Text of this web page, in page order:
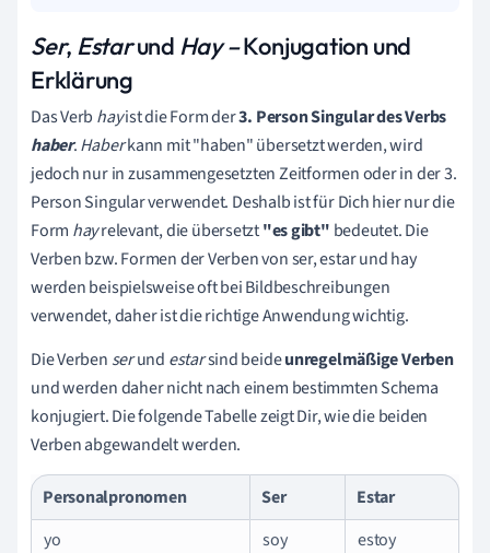
Ser, Estarund Hay–Konjugation und
Erklärung
Das Verb hayist die Form der3. Person Singular des Verbs
haber.Haberkann mit "haben" übersetzt werden, wird
jedoch nur in zusammengesetzten Zeitformen oder in der 3.
Person Singular verwendet. Deshalb ist für Dich hier nur die
Form hayrelevant, die übersetzt"es gibt" bedeutet. Die
Verben bzw. Formen der Verben von ser, estar und hay
werden beispielsweise oft bei Bildbeschreibungen
verwendet, daher ist die richtige Anwendung wichtig.
Die Verben serund estarsind beideunregelmäßige Verben
und werden daher nicht nach einem bestimmten Schema
konjugiert. Die folgende Tabelle zeigt Dir, wie die beiden
Verben abgewandelt werden.
Personalpronomen Ser
Estar
yo
soy
estoy